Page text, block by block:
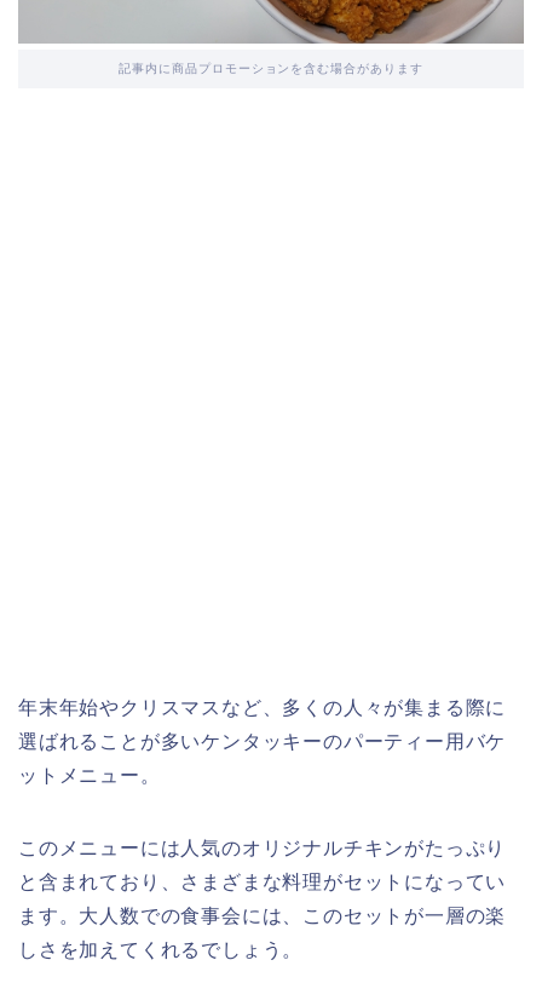
記事内に商品プロモーションを含む場合があります
年末年始やクリスマスなど、多くの人々が集まる際に
選ばれることが多いケンタッキーのパーティー用バケ
ットメニュー。
このメニューには人気のオリジナルチキンがたっぷり
と含まれており、さまざまな料理がセットになってい
ます。大人数での食事会には、このセットが一層の楽
しさを加えてくれるでしょう。